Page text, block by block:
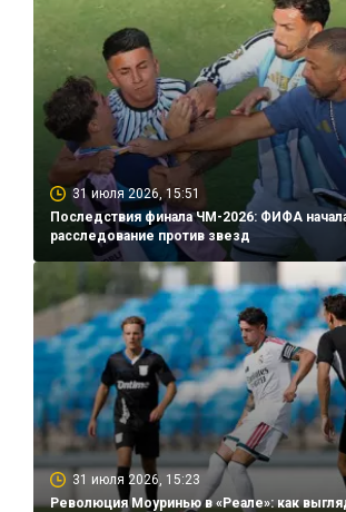
31 июля 2026, 15:51
Последствия финала ЧМ-2026: ФИФА
расследование против звезд
31 июля 2026, 15:23
Революция Моуринью в «Реале»: как